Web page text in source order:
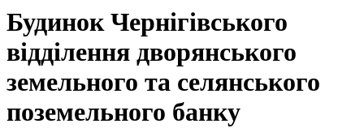
Будинок Чернігівського
відділення дворянського
земельного та селянського
поземельного банку